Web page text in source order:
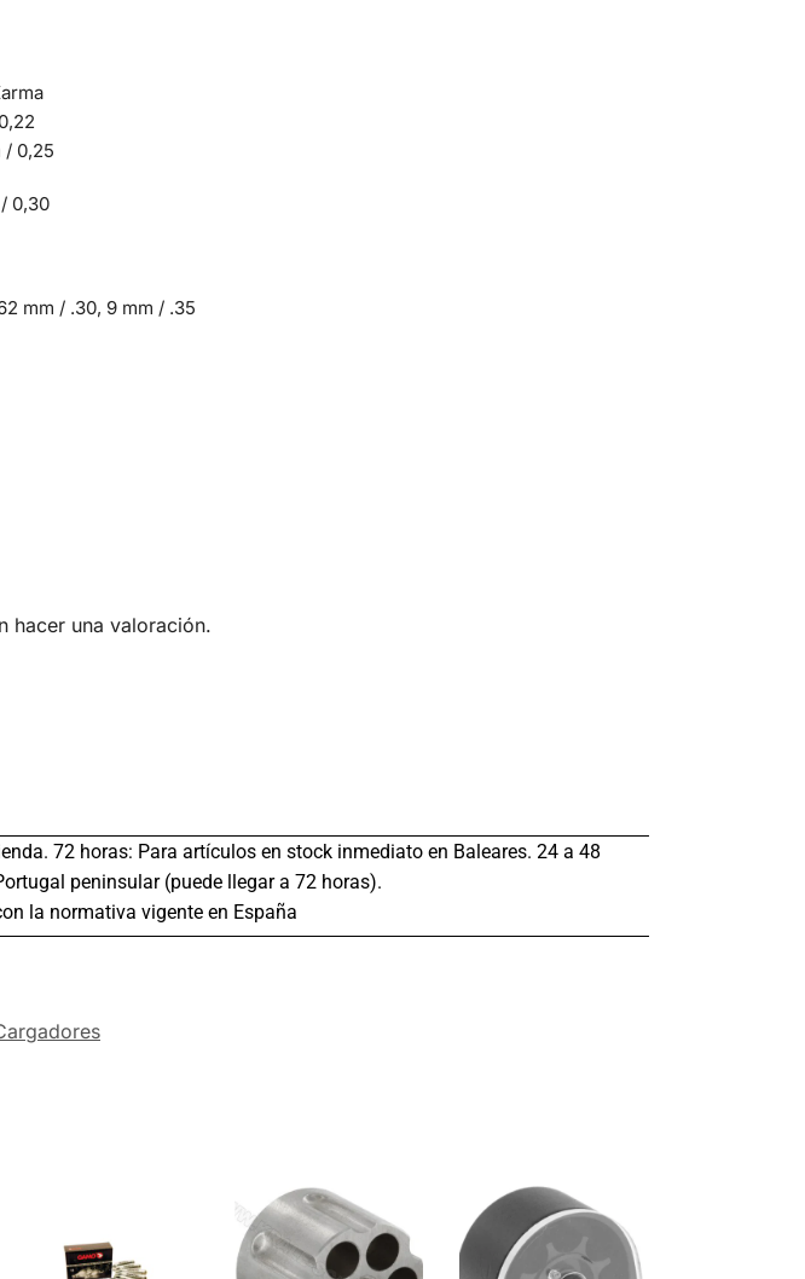
/ 0,25
0,30
mm / .30, 9 mm / .35
hacer una valoración.
72 horas: Para artículos en stock inmediato en Baleares. 24 a 48
peninsular (puede llegar a 72 horas).
la normativa vigente en España